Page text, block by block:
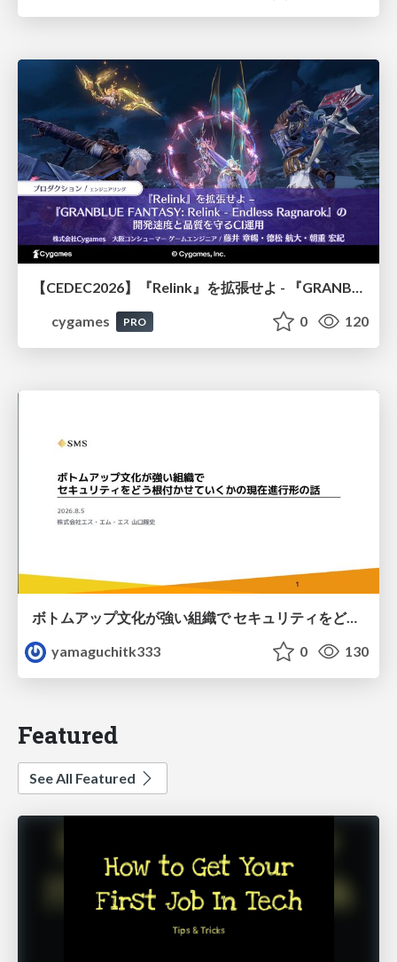
cygames
PRO 0 120
ボトムアップ文化が強い組織で セキュリティをどう根付かせていくかの現在進行形の話 / Making Security Stick in a Bottom-Up Organization
yamaguchitk333
0 130
Featured
See All Featured